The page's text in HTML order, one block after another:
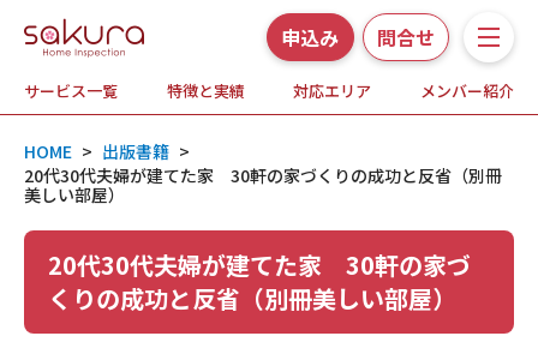
申込み 問合せ
サービス一覧 特徴と実績 対応エリア メンバー紹介
サービス一覧
さくら事務所の特徴と実績
ホームインスペクションとは
対応エリア
HOME > 出版書籍 >
20代30代夫婦が建てた家 30軒の家づくりの成功と反省（別冊
美しい部屋）
20代30代夫婦が建てた家 30軒の家づ
くりの成功と反省（別冊美しい部屋）